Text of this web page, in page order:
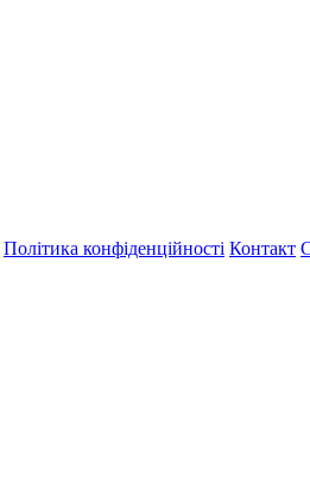
Політика конфіденційності Контакт